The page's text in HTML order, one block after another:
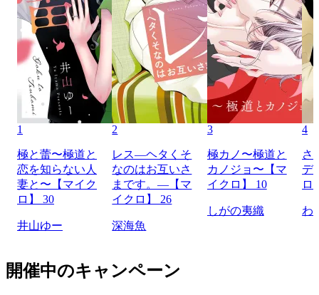
1
極と蕾〜極道と
恋を知らない人
妻と〜【マイク
ロ】 30
井山ゆー
2
レス―ヘタくそ
なのはお互いさ
まです。―【マ
イクロ】 26
深海魚
3
極カノ〜極道と
カノジョ〜【マ
イクロ】 10
しがの夷織
4
さ
デ
ロ
わ
開催中のキャンペーン